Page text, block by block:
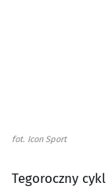
fot. Icon Sport
Tegoroczny